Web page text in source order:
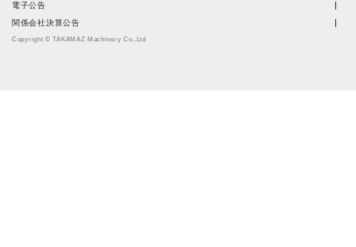
電子公告
関係会社決算公告
Copyright © TAKAMAZ Machinery Co.,Ltd